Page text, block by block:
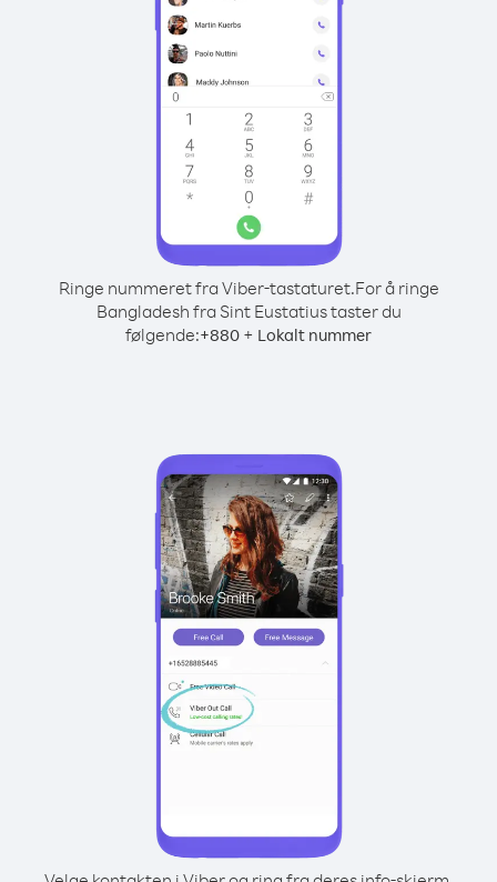
Ringe nummeret fra Viber-tastaturet.For å ringe
Bangladesh fra Sint Eustatius taster du
følgende:+880 + Lokalt nummer